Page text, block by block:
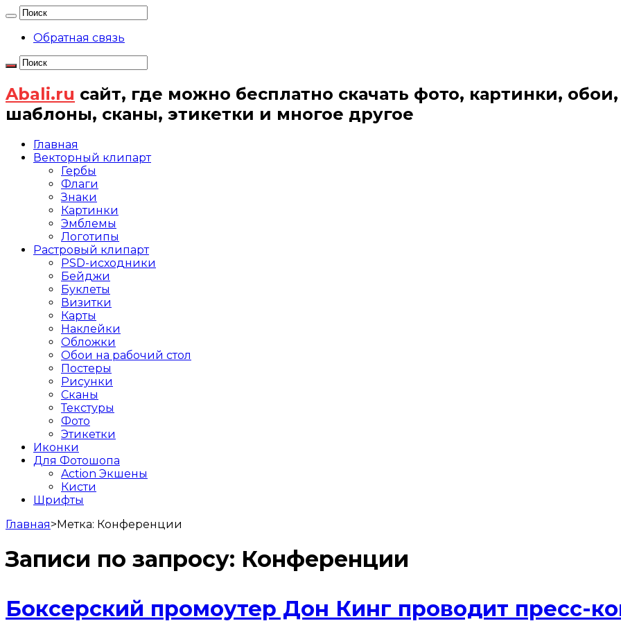
Обратная связь
Abali.ru сайт, где можно бесплатно скачать фото, картинки,
шаблоны, сканы, этикетки и многое другое
Главная
Векторный клипарт
Гербы
Флаги
Знаки
Картинки
Эмблемы
Логотипы
Растровый клипарт
PSD-исходники
Бейджи
Буклеты
Визитки
Карты
Наклейки
Обложки
Обои на рабочий стол
Постеры
Рисунки
Сканы
Текстуры
Фото
Этикетки
Иконки
Для Фотошопа
Action Экшены
Кисти
Шрифты
Главная>Метка: Конференции
Записи по запросу: Конференции
Боксерский промоутер Дон Кинг проводит пресс-